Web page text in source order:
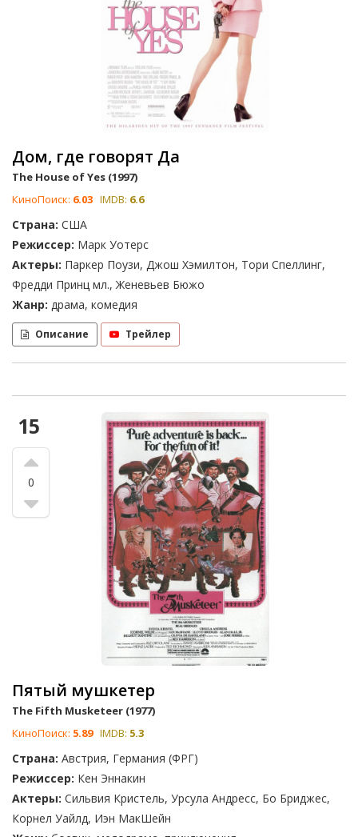
Дом, где говорят Да
The House of Yes (1997)
КиноПоиск: 6.03 IMDB: 6.6
Страна: США
Режиссер: Марк Уотерс
Актеры: Паркер Поузи, Джош Хэмилтон, Тори Спеллинг,
Фредди Принц мл., Женевьев Бюжо
Жанр: драма, комедия
Описание Трейлер
15
0
Пятый мушкетер
The Fifth Musketeer (1977)
КиноПоиск: 5.89 IMDB: 5.3
Страна: Австрия, Германия (ФРГ)
Режиссер: Кен Эннакин
Актеры: Сильвия Кристель, Урсула Андресс, Бо Бриджес,
Корнел Уайлд, Иэн МакШейн